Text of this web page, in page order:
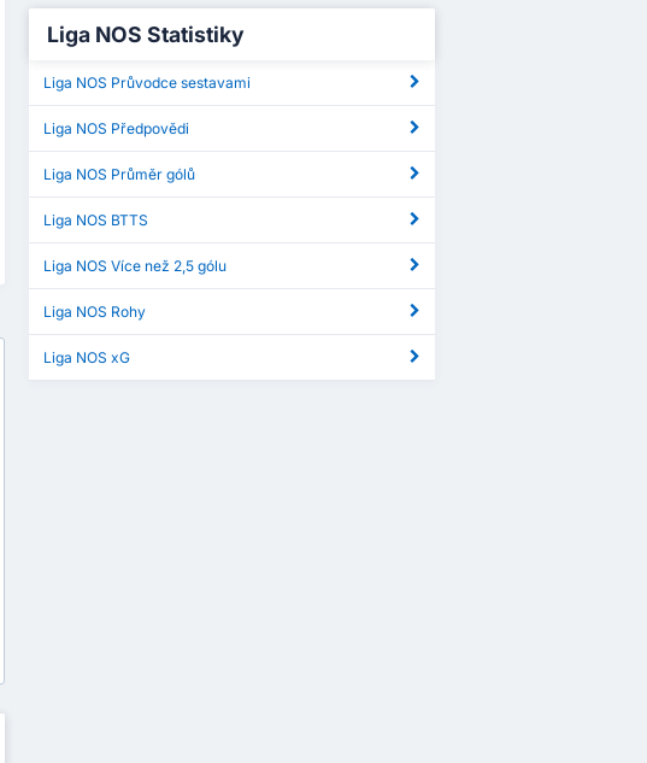
Liga NOS Statistiky
Liga NOS Průvodce sestavami
Liga NOS Předpovědi
Liga NOS Průměr gólů
Liga NOS BTTS
Liga NOS Více než 2,5 gólu
Liga NOS Rohy
Liga NOS xG